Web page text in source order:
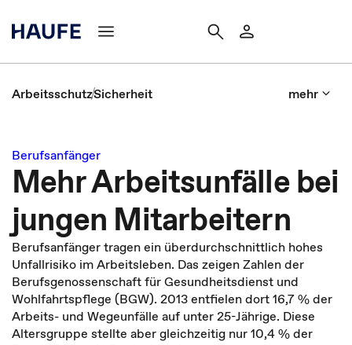
ArbeitsschutzSicherheit mehr
Berufsanfänger
Mehr Arbeitsunfälle bei
jungen Mitarbeitern
Berufsanfänger tragen ein überdurchschnittlich hohes
Unfallrisiko im Arbeitsleben. Das zeigen Zahlen der
Berufsgenossenschaft für Gesundheitsdienst und
Wohlfahrtspflege (BGW). 2013 entfielen dort 16,7 % der
Arbeits- und Wegeunfälle auf unter 25-Jährige. Diese
Altersgruppe stellte aber gleichzeitig nur 10,4 % der